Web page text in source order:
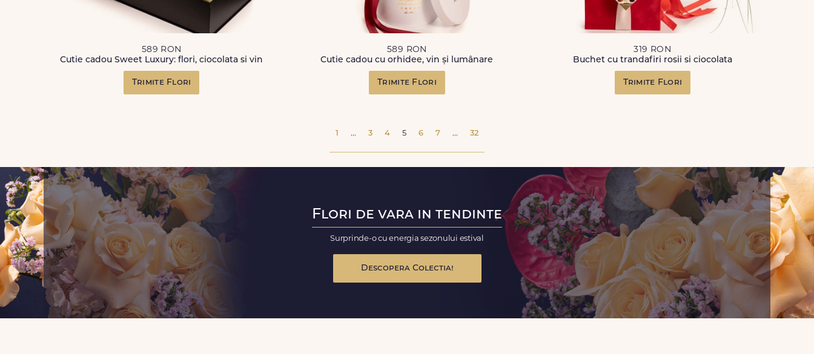
589 RON
Cutie cadou Sweet Luxury: flori, ciocolata si vin
Trimite Flori
589 RON
Cutie cadou cu orhidee, vin și lumânare
Trimite Flori
319 RON
Buchet cu trandafiri rosii si ciocolata
Trimite Flori
1 ... 3 4 5 6 7 ... 32
Flori de vara in tendinte
Surprinde-o cu energia sezonului estival
Descopera Colectia!